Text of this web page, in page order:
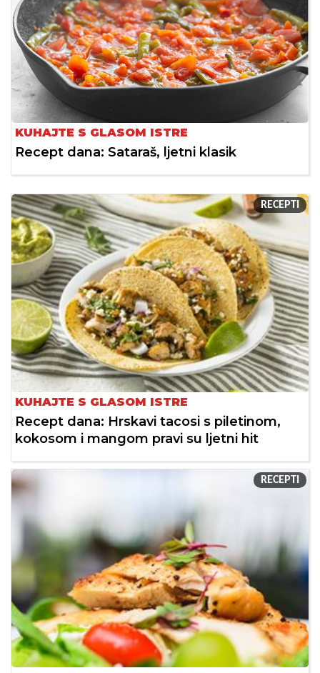
KUHAJTE S GLASOM ISTRE
Recept dana: Sataraš, ljetni klasik
RECEPTI
KUHAJTE S GLASOM ISTRE
Recept dana: Hrskavi tacosi s piletinom,
kokosom i mangom pravi su ljetni hit
RECEPTI